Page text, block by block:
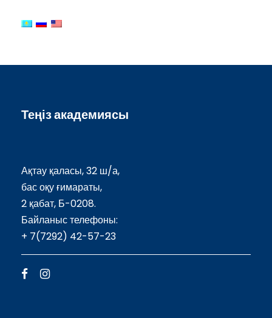
Теңіз академиясы
Ақтау қаласы, 32 ш/а,
бас оқу ғимараты,
2 қабат, Б-0208.
Байланыс телефоны:
+ 7(7292) 42-57-23